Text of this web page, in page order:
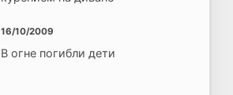
16/10/2009
В огне погибли дети